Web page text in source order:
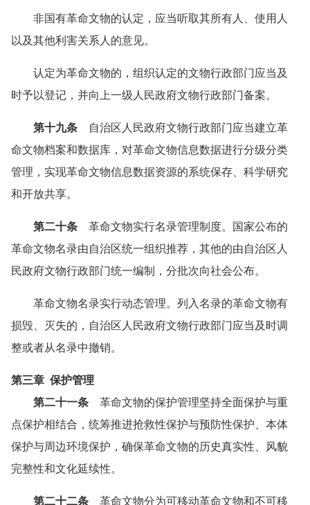
非国有革命文物的认定，应当听取其所有人、使用人
以及其他利害关系人的意见。
认定为革命文物的，组织认定的文物行政部门应当及
时予以登记，并向上一级人民政府文物行政部门备案。
第十九条 自治区人民政府文物行政部门应当建立革
命文物档案和数据库，对革命文物信息数据进行分级分类
管理，实现革命文物信息数据资源的系统保存、科学研究
和开放共享。
第二十条 革命文物实行名录管理制度。国家公布的
革命文物名录由自治区统一组织推荐，其他的由自治区人
民政府文物行政部门统一编制，分批次向社会公布。
革命文物名录实行动态管理。列入名录的革命文物有
损毁、灭失的，自治区人民政府文物行政部门应当及时调
整或者从名录中撤销。
第三章 保护管理
第二十一条 革命文物的保护管理坚持全面保护与重
点保护相结合，统筹推进抢救性保护与预防性保护、本体
保护与周边环境保护，确保革命文物的历史真实性、风貌
完整性和文化延续性。
第二十二条 革命文物分为可移动革命文物和不可移